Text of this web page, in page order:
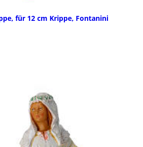
für 12 cm Krippe, Fontanini